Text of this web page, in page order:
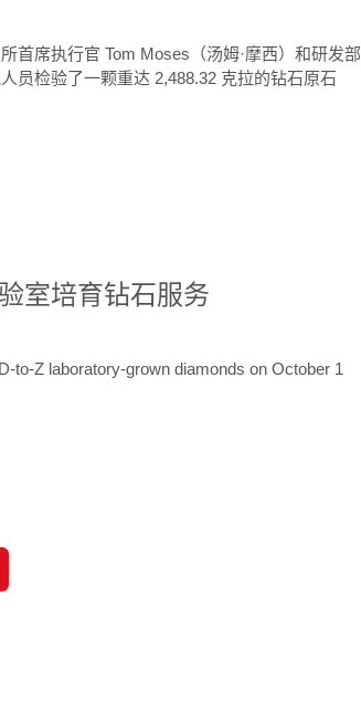
首席执行官 Tom Moses（汤姆·摩西）和研发部
员检验了一颗重达 2,488.32 克拉的钻石原石
室培育钻石服务
to-Z laboratory-grown diamonds on October 1